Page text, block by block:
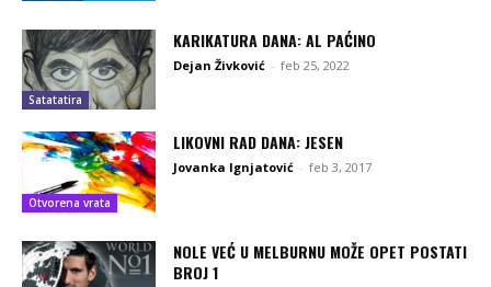
Satatatira
KARIKATURA DANA: AL PAĆINO
Dejan Živković - feb 25, 2022
Otvorena vrata
LIKOVNI RAD DANA: JESEN
Jovanka Ignjatović - feb 3, 2017
NOLE VEĆ U MELBURNU MOŽE OPET POSTATI
BROJ 1